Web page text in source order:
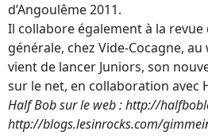
d’Angoulême 2011.
Il collabore également à la
générale, chez Vide-Cocagne,
vient de lancer Juniors, son
sur le net, en collaboration avec
Half Bob sur le web : http://
http://blogs.lesinrocks.com/